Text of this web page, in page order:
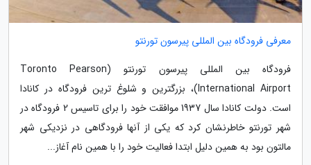
معرفی فرودگاه بین المللی پیرسون تورنتو
فرودگاه بین المللی پیرسون تورنتو (Toronto Pearson
International Airport)، بزرگترین و شلوغ ترین فرودگاه در کانادا
است. دولت کانادا سال 1937 موافقت خود را برای تاسیس 2 فرودگاه در
شهر تورنتو خاطرنشان کرد که یکی از آنها فرودگاهی در نزدیکی شهر
مالتون بود به همین دلیل ابتدا فعالیت خود را با همین نام آغاز...